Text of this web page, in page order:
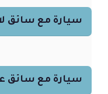
سيارة مع سائق
سيارة مع سائق